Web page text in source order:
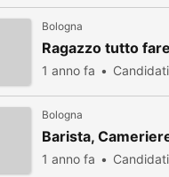
Bologna
Ragazzo tutto fare
1 anno fa
Bologna
Barista,
1 anno fa